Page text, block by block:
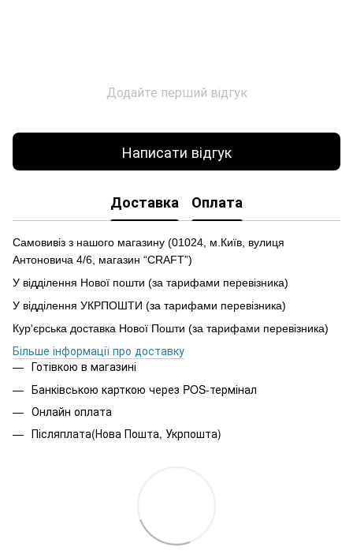
Додайте перший відгук
Написати відгук
Доставка Оплата
Самовивіз з нашого магазину (01024, м.Київ, вулиця
Антоновича 4/6, магазин “CRAFT”)
У відділення Нової пошти (за тарифами перевізника)
У відділення УКРПОШТИ (за тарифами перевізника)
Кур'єрська доставка Нової Пошти (за тарифами перевізника)
Більше інформації про доставку
Готівкою в магазині
Банківською карткою через POS-термінал
Онлайн оплата
Післяплата(Нова Пошта, Укрпошта)